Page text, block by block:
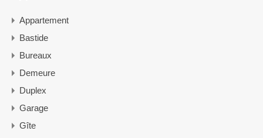
Appartement
Bastide
Bureaux
Demeure
Duplex
Garage
Gîte